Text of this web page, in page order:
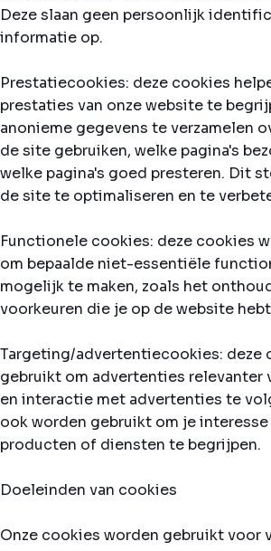
Deze slaan geen persoonlijk
informatie op.
Prestatiecookies: deze cookies
prestaties van onze website te
anonieme gegevens te verzamelen
de site gebruiken, welke pagina's
welke pagina's goed presteren. Dit
de site te optimaliseren en te
Functionele cookies: deze cookies
om bepaalde niet-essentiële
mogelijk te maken, zoals het
voorkeuren die je op de website
Targeting/advertentiecookies: deze
gebruikt om advertenties relevanter
en interactie met advertenties te
ook worden gebruikt om je
producten of diensten te begrijpen.
Doeleinden van cookies
Onze cookies worden gebruikt voor